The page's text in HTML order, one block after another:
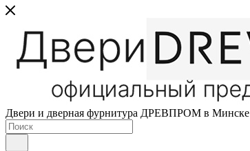
Двери и дверная фурнитура ДРЕВПРОМ в Минске